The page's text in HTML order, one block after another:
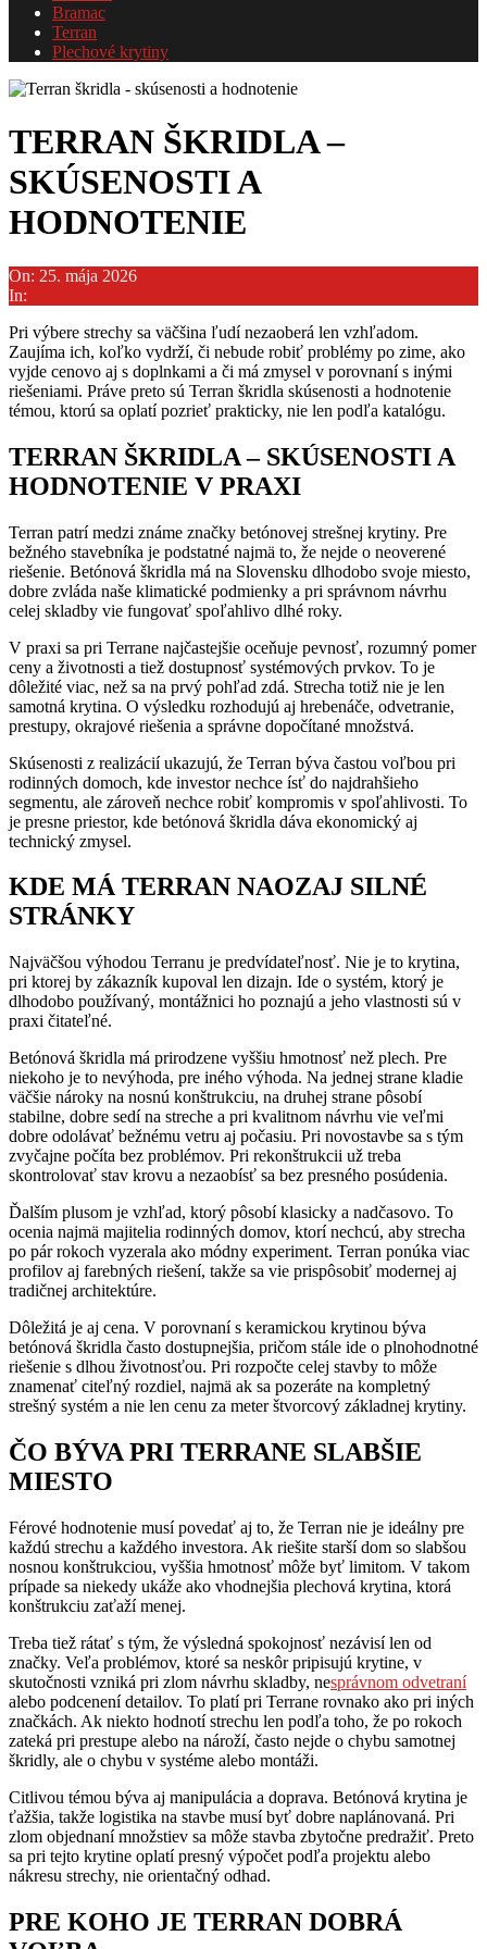
Bramac
Terran
Plechové krytiny
TERRAN ŠKRIDLA –
SKÚSENOSTI A
HODNOTENIE
On: 25. mája 2026
In:
Pri výbere strechy sa väčšina ľudí nezaoberá len vzhľadom.
Zaujíma ich, koľko vydrží, či nebude robiť problémy po zime, ako
vyjde cenovo aj s doplnkami a či má zmysel v porovnaní s inými
riešeniami. Práve preto sú Terran škridla skúsenosti a hodnotenie
témou, ktorú sa oplatí pozrieť prakticky, nie len podľa katalógu.
TERRAN ŠKRIDLA – SKÚSENOSTI A
HODNOTENIE V PRAXI
Terran patrí medzi známe značky betónovej strešnej krytiny. Pre
bežného stavebníka je podstatné najmä to, že nejde o neoverené
riešenie. Betónová škridla má na Slovensku dlhodobo svoje miesto,
dobre zvláda naše klimatické podmienky a pri správnom návrhu
celej skladby vie fungovať spoľahlivo dlhé roky.
V praxi sa pri Terrane najčastejšie oceňuje pevnosť, rozumný pomer
ceny a životnosti a tiež dostupnosť systémových prvkov. To je
dôležité viac, než sa na prvý pohľad zdá. Strecha totiž nie je len
samotná krytina. O výsledku rozhodujú aj hrebenáče, odvetranie,
prestupy, okrajové riešenia a správne dopočítané množstvá.
Skúsenosti z realizácií ukazujú, že Terran býva častou voľbou pri
rodinných domoch, kde investor nechce ísť do najdrahšieho
segmentu, ale zároveň nechce robiť kompromis v spoľahlivosti. To
je presne priestor, kde betónová škridla dáva ekonomický aj
technický zmysel.
KDE MÁ TERRAN NAOZAJ SILNÉ
STRÁNKY
Najväčšou výhodou Terranu je predvídateľnosť. Nie je to krytina,
pri ktorej by zákazník kupoval len dizajn. Ide o systém, ktorý je
dlhodobo používaný, montážnici ho poznajú a jeho vlastnosti sú v
praxi čitateľné.
Betónová škridla má prirodzene vyššiu hmotnosť než plech. Pre
niekoho je to nevýhoda, pre iného výhoda. Na jednej strane kladie
väčšie nároky na nosnú konštrukciu, na druhej strane pôsobí
stabilne, dobre sedí na streche a pri kvalitnom návrhu vie veľmi
dobre odolávať bežnému vetru aj počasiu. Pri novostavbe sa s tým
zvyčajne počíta bez problémov. Pri rekonštrukcii už treba
skontrolovať stav krovu a nezaobísť sa bez presného posúdenia.
Ďalším plusom je vzhľad, ktorý pôsobí klasicky a nadčasovo. To
ocenia najmä majitelia rodinných domov, ktorí nechcú, aby strecha
po pár rokoch vyzerala ako módny experiment. Terran ponúka viac
profilov aj farebných riešení, takže sa vie prispôsobiť modernej aj
tradičnej architektúre.
Dôležitá je aj cena. V porovnaní s keramickou krytinou býva
betónová škridla často dostupnejšia, pričom stále ide o plnohodnotné
riešenie s dlhou životnosťou. Pri rozpočte celej stavby to môže
znamenať citeľný rozdiel, najmä ak sa pozeráte na kompletný
strešný systém a nie len cenu za meter štvorcový základnej krytiny.
ČO BÝVA PRI TERRANE SLABŠIE
MIESTO
Férové hodnotenie musí povedať aj to, že Terran nie je ideálny pre
každú strechu a každého investora. Ak riešite starší dom so slabšou
nosnou konštrukciou, vyššia hmotnosť môže byť limitom. V takom
prípade sa niekedy ukáže ako vhodnejšia plechová krytina, ktorá
konštrukciu zaťaží menej.
Treba tiež rátať s tým, že výsledná spokojnosť nezávisí len od
značky. Veľa problémov, ktoré sa neskôr pripisujú krytine, v
skutočnosti vzniká pri zlom návrhu skladby, nesprávnom odvetraní
alebo podcenení detailov. To platí pri Terrane rovnako ako pri iných
značkách. Ak niekto hodnotí strechu len podľa toho, že po rokoch
zateká pri prestupe alebo na nároží, často nejde o chybu samotnej
škridly, ale o chybu v systéme alebo montáži.
Citlivou témou býva aj manipulácia a doprava. Betónová krytina je
ťažšia, takže logistika na stavbe musí byť dobre naplánovaná. Pri
zlom objednaní množstiev sa môže stavba zbytočne predražiť. Preto
sa pri tejto krytine oplatí presný výpočet podľa projektu alebo
nákresu strechy, nie orientačný odhad.
PRE KOHO JE TERRAN DOBRÁ